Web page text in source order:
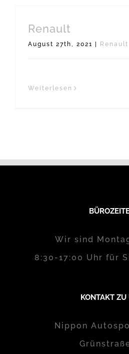
Renault
August 27th, 2021 Renault
Weiterlesen
Wir sind
8:30-17:00 Uhr für
KONTAKT ZU
Nippon